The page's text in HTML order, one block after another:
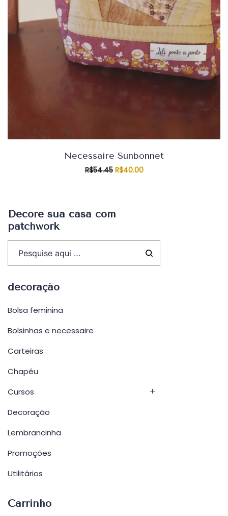
Necessaire Sunbonnet
R$54.45 O
R$54.45.
R$40.00O
Decore sua casa com
patchwork
decoração
Bolsa feminina
Bolsinhas e necessaire
Carteiras
Chapéu
Cursos
Decoração
Lembrancinha
Promoções
Utilitários
Carrinho